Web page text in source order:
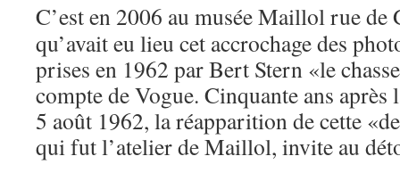
C’est en 2006 au musée Maillol rue de
qu’avait eu lieu cet accrochage des
prises en 1962 par Bert Stern «le
compte de Vogue. Cinquante ans
5 août 1962, la réapparition de cette
qui fut l’atelier de Maillol, invite au